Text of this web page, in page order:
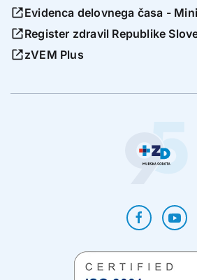
Evidenca delovnega časa -
Register zdravil Republike
zVEM Plus